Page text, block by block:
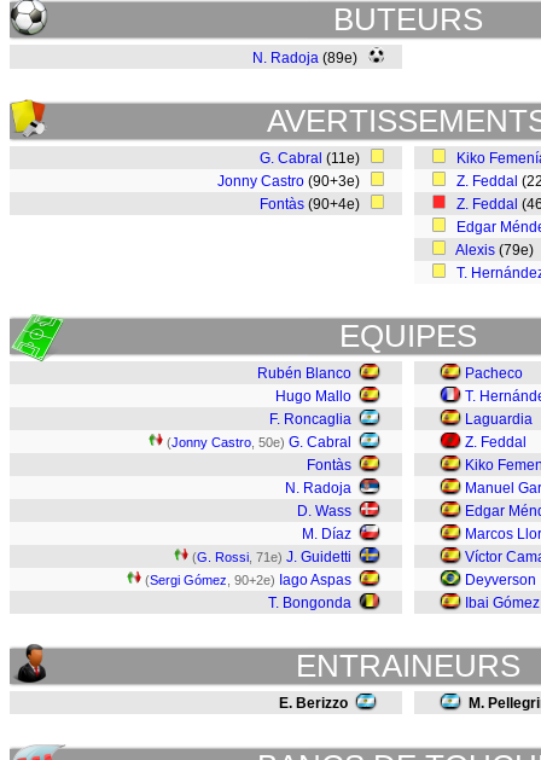
BUTEURS
N. Radoja (89e)
G. Cabral (11e)
Jonny Castro (90+3e)
Fontàs (90+4e)
Kiko
Z. Feddal
Z. Feddal
Edgar
Alexis (79e)
T.
EQUIPES
Rubén Blanco
Hugo Mallo
F. Roncaglia
(Jonny Castro , 50e) G. Cabral
Fontàs
N. Radoja
D. Wass
M. Díaz
(G. Rossi , 71e) J. Guidetti
(Sergi Gómez , 90+2e) Iago Aspas
T. Bongonda
Pacheco
T.
Laguardia
Z. Feddal
Kiko
Manuel
Edgar
Marcos
Víctor
Deyverson
Ibai Gómez
ENTRAINEURS
E. Berizzo M.